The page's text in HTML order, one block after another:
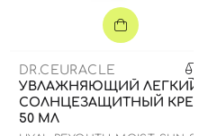
DR.CEURACLE
УВЛАЖНЯЮЩИЙ ЛЕГКИЙ
СОЛНЦЕЗАЩИТНЫЙ КРЕМ,
50 МЛ